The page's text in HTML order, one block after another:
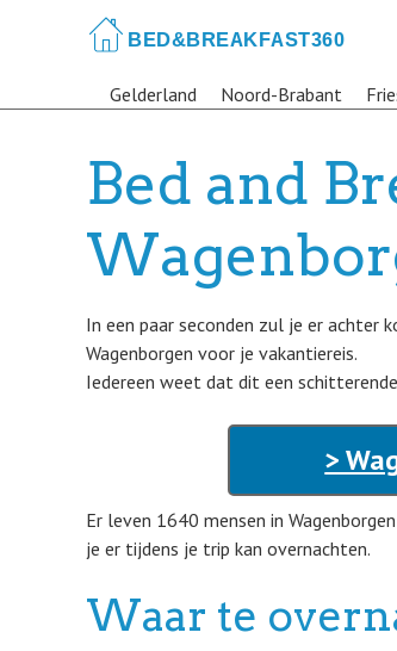
Gelderland Noord-Brabant
Bed and
In een paar seconden zul je er achter
Wagenborgen voor je vakantiereis.
Iedereen weet dat dit een
>
Er leven 1640 mensen in
je er tijdens je trip kan overnachten.
Waar te